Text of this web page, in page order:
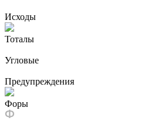
Исходы
Тоталы
Угловые
Предупреждения
Форы